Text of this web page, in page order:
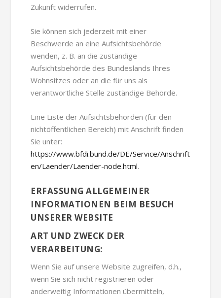
Zukunft widerrufen.
Sie können sich jederzeit mit einer
Beschwerde an eine Aufsichtsbehörde
wenden, z. B. an die zuständige
Aufsichtsbehörde des Bundeslands Ihres
Wohnsitzes oder an die für uns als
verantwortliche Stelle zuständige Behörde.
Eine Liste der Aufsichtsbehörden (für den
nichtöffentlichen Bereich) mit Anschrift finden
Sie unter:
https://www.bfdi.bund.de/DE/Service/Anschrift
en/Laender/Laender-node.html.
ERFASSUNG ALLGEMEINER
INFORMATIONEN BEIM BESUCH
UNSERER WEBSITE
ART UND ZWECK DER
VERARBEITUNG:
Wenn Sie auf unsere Website zugreifen, d.h.,
wenn Sie sich nicht registrieren oder
anderweitig Informationen übermitteln,